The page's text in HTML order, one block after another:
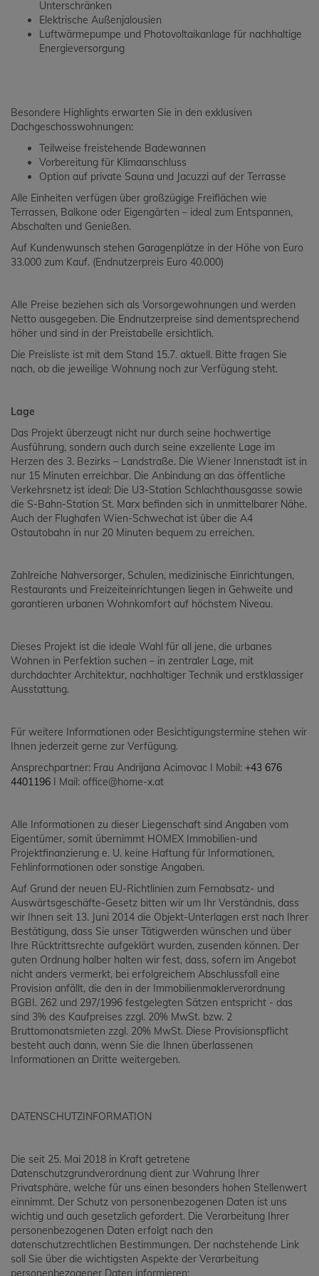
Unterschränken
Elektrische Außenjalousien
Luftwärmepumpe und Photovoltaikanlage für nachhaltige
Energieversorgung
Besondere Highlights erwarten Sie in den exklusiven
Dachgeschosswohnungen:
Teilweise freistehende Badewannen
Vorbereitung für Klimaanschluss
Option auf private Sauna und Jacuzzi auf der Terrasse
Alle Einheiten verfügen über großzügige Freiflächen wie
Terrassen, Balkone oder Eigengärten – ideal zum Entspannen,
Abschalten und Genießen.
Auf Kundenwunsch stehen Garagenplätze in der Höhe von Euro
33.000 zum Kauf. (Endnutzerpreis Euro 40.000)
Alle Preise beziehen sich als Vorsorgewohnungen und werden
Netto ausgegeben. Die Endnutzerpreise sind dementsprechend
höher und sind in der Preistabelle ersichtlich.
Die Preisliste ist mit dem Stand 15.7. aktuell. Bitte fragen Sie
nach, ob die jeweilige Wohnung noch zur Verfügung steht.
Lage
Das Projekt überzeugt nicht nur durch seine hochwertige
Ausführung, sondern auch durch seine exzellente Lage im
Herzen des 3. Bezirks – Landstraße. Die Wiener Innenstadt ist in
nur 15 Minuten erreichbar. Die Anbindung an das öffentliche
Verkehrsnetz ist ideal: Die U3-Station Schlachthausgasse sowie
die S-Bahn-Station St. Marx befinden sich in unmittelbarer Nähe.
Auch der Flughafen Wien-Schwechat ist über die A4
Ostautobahn in nur 20 Minuten bequem zu erreichen.
Zahlreiche Nahversorger, Schulen, medizinische Einrichtungen,
Restaurants und Freizeiteinrichtungen liegen in Gehweite und
garantieren urbanen Wohnkomfort auf höchstem Niveau.
Dieses Projekt ist die ideale Wahl für all jene, die urbanes
Wohnen in Perfektion suchen – in zentraler Lage, mit
durchdachter Architektur, nachhaltiger Technik und erstklassiger
Ausstattung.
Für weitere Informationen oder Besichtigungstermine stehen wir
Ihnen jederzeit gerne zur Verfügung.
Ansprechpartner: Frau Andrijana Acimovac I Mobil: +43 676
4401196 I Mail: office@home-x.at
Alle Informationen zu dieser Liegenschaft sind Angaben vom
Eigentümer, somit übernimmt HOMEX Immobilien-und
Projektfinanzierung e. U. keine Haftung für Informationen,
Fehlinformationen oder sonstige Angaben.
Auf Grund der neuen EU-Richtlinien zum Fernabsatz- und
Auswärtsgeschäfte-Gesetz bitten wir um Ihr Verständnis, dass
wir Ihnen seit 13. Juni 2014 die Objekt-Unterlagen erst nach Ihrer
Bestätigung, dass Sie unser Tätigwerden wünschen und über
Ihre Rücktrittsrechte aufgeklärt wurden, zusenden können. Der
guten Ordnung halber halten wir fest, dass, sofern im Angebot
nicht anders vermerkt, bei erfolgreichem Abschlussfall eine
Provision anfällt, die den in der Immobilienmaklerverordnung
BGBI. 262 und 297/1996 festgelegten Sätzen entspricht - das
sind 3% des Kaufpreises zzgl. 20% MwSt. bzw. 2
Bruttomonatsmieten zzgl. 20% MwSt. Diese Provisionspflicht
besteht auch dann, wenn Sie die Ihnen überlassenen
Informationen an Dritte weitergeben.
DATENSCHUTZINFORMATION
Die seit 25. Mai 2018 in Kraft getretene
Datenschutzgrundverordnung dient zur Wahrung Ihrer
Privatsphäre, welche für uns einen besonders hohen Stellenwert
einnimmt. Der Schutz von personenbezogenen Daten ist uns
wichtig und auch gesetzlich gefordert. Die Verarbeitung Ihrer
personenbezogenen Daten erfolgt nach den
datenschutzrechtlichen Bestimmungen. Der nachstehende Link
soll Sie über die wichtigsten Aspekte der Verarbeitung